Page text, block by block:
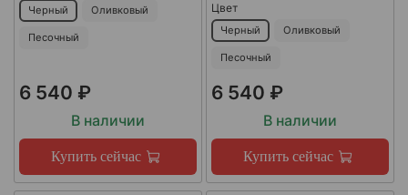
Черный Оливковый
Песочный
6 540 ₽
В наличии
Купить сейчас
Цвет
Черный Оливковый
Песочный
6 540 ₽
В наличии
Купить сейчас